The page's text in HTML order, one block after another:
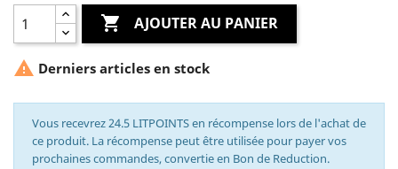
 AJOUTER AU PANIER
 Derniers articles en stock
Vous recevrez 24.5 LITPOINTS en récompense lors de l'achat de
ce produit. La récompense peut être utilisée pour payer vos
prochaines commandes, convertie en Bon de Reduction.